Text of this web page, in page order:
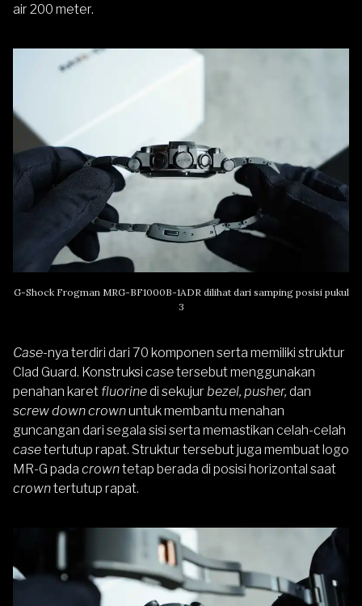
air 200 meter.
G-Shock Frogman MRG-BF1000B-1ADR dilihat dari samping posisi pukul
3
Case-nya terdiri dari 70 komponen serta memiliki struktur
Clad Guard. Konstruksi casetersebut menggunakan
penahan karet fluorinedi sekujur bezel, pusher, dan
screw downcrownuntuk membantu menahan
guncangan dari segala sisi serta memastikan celah-celah
casetertutup rapat. Struktur tersebut juga membuat logo
MR-G pada crowntetap berada di posisi horizontal saat
crowntertutup rapat.